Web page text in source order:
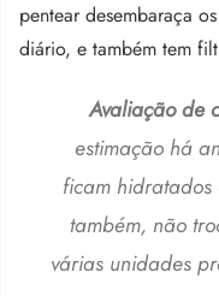
pentear desembaraça
diário, e também tem
Avaliação de
estimação há
ficam
também, não
várias unidades